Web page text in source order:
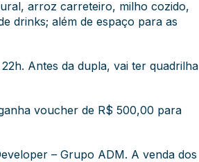
arroz carreteiro, milho cozido,
drinks; além de espaço para as
Antes da dupla, vai ter quadrilha
voucher de R$ 500,00 para
– Grupo ADM. A venda dos